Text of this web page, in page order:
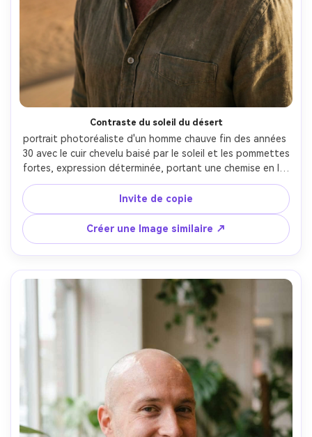
Contraste du soleil du désert
portrait photoréaliste d'un homme chauve fin des années
30 avec le cuir chevelu baisé par le soleil et les pommettes
fortes, expression déterminée, portant une chemise en lin
léger et des lunettes de soleil d'aviateur, paysage
désertique avec des dunes floues, soleil dur de midi
adouci avec un look réflecteur de remplissage, Canon R5,
70mm f/2.8, encadrement poitrine, angle bas léger,
humeur audacieuse aventureuse, texture de peau
réaliste, haute résolution, mise au point nette, grade de
contraste chaud- -ar 4:5
Invite de copie
Créer une Image similaire ↗